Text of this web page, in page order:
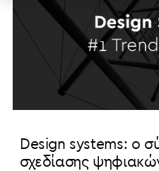
Design systems: ο
σχεδίασης